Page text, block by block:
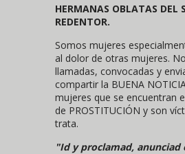
HERMANAS OBLATAS DEL
REDENTOR.
Somos mujeres
al dolor de otras mujeres.
llamadas, convocadas y
compartir la BUENA
mujeres que se encuentran
de PROSTITUCIÓN y son
trata.
"Id y proclamad, anunciad